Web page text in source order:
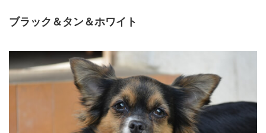
ブラック＆タン＆ホワイト